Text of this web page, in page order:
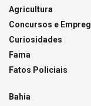
Agricultura
Concursos e
Curiosidades
Fama
Fatos Policiais
Bahia